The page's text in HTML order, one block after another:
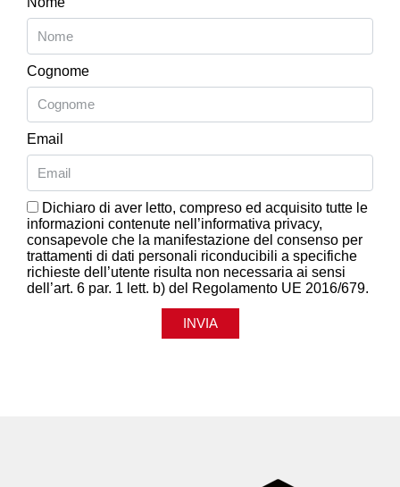
Cognome
Email
Dichiaro di aver letto, compreso ed acquisito tutte le
informazioni contenute nell’informativa privacy,
consapevole che la manifestazione del consenso per
trattamenti di dati personali riconducibili a specifiche
richieste dell’utente risulta non necessaria ai sensi
dell’art. 6 par. 1 lett. b) del Regolamento UE 2016/679.
INVIA